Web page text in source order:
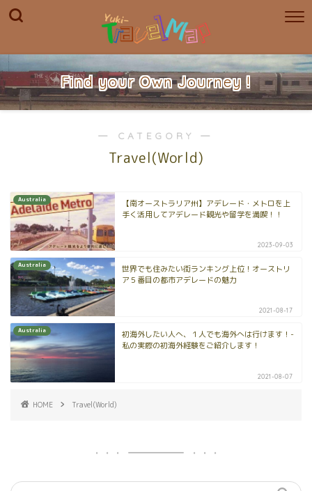
Find your Own Journey !
― CATEGORY ―
Travel(World)
Australia
【南オーストラリア州】アデレード・メトロを上
手く活用してアデレード観光や留学を満喫！！
2023-09-03
Australia
世界でも住みたい街ランキング上位！オーストリ
ア５番目の都市アデレードの魅力
2021-08-17
Australia
初海外したい人へ、１人でも海外へは行けます！-
私の実際の初海外経験をご紹介します！
2021-08-07
HOME Travel(World)